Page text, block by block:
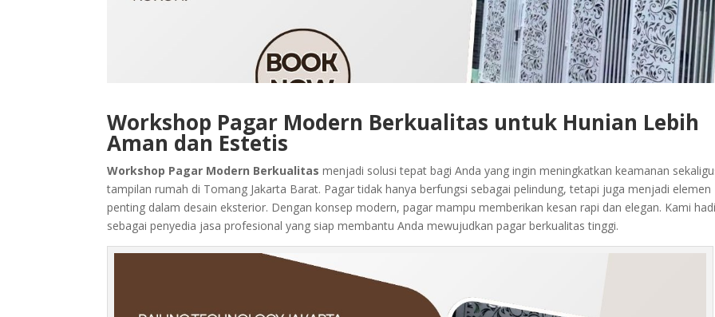
Workshop Pagar Modern Berkualitas untuk Hunian Lebih
Aman dan Estetis
Workshop Pagar Modern Berkualitas menjadi solusi tepat bagi Anda yang ingin meningkatkan keamanan
tampilan rumah di Tomang Jakarta Barat. Pagar tidak hanya berfungsi sebagai pelindung, tetapi juga menjadi elemen
penting dalam desain eksterior. Dengan konsep modern, pagar mampu memberikan kesan rapi dan elegan. Kami
sebagai penyedia jasa profesional yang siap membantu Anda mewujudkan pagar berkualitas tinggi.